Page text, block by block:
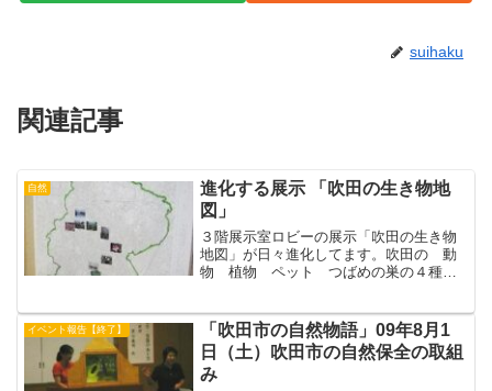
suihaku
関連記事
自然
進化する展示 「吹田の生き物地
図」
３階展示室ロビーの展示「吹田の生き物
地図」が日々進化してます。吹田の 動
物 植物 ペット つばめの巣の４種の
置された機材でシールにして その生き
物が撮影されたところに貼...
イベント報告【終了】
「吹田市の自然物語」09年8月1
日（土）吹田市の自然保全の取組
み